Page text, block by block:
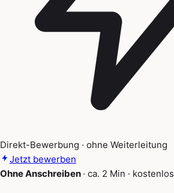
Direkt-Bewerbung · ohne Weiterleitung
Jetzt bewerben
Ohne Anschreiben · ca. 2 Min · kostenlos